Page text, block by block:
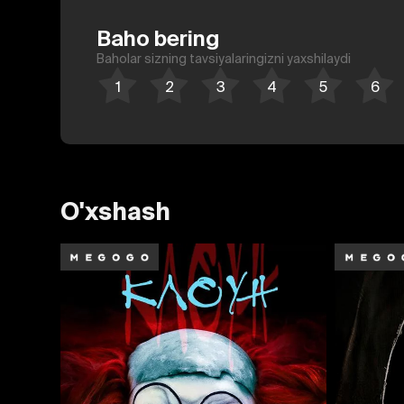
Baho bering
Baholar sizning tavsiyalaringizni yaxshilaydi
O'xshash